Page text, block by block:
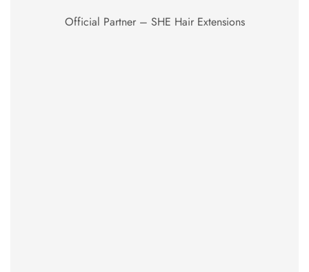
Official Partner – SHE Hair Extensions